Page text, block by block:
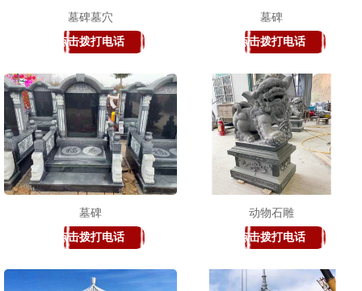
1
墓碑墓穴
点击拨打电话
墓碑
点击拨打电话
墓碑
点击拨打电话
动物石雕
点击拨打电话